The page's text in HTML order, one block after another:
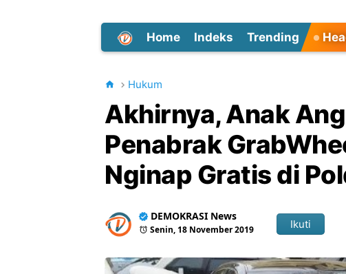
Home Indeks Trending
Hukum
Akhirnya, Anak
Penabrak
Nginap Gratis di
DEMOKRASI News
Senin, 18 November 2019 Ikuti